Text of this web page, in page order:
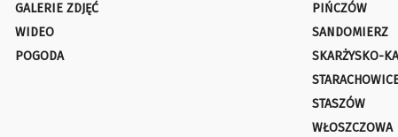
GALERIE ZDJĘĆ
WIDEO
POGODA
PIŃCZÓW
SANDOMIERZ
SKARŻYSKO-
STASZÓW
WŁOSZCZOWA